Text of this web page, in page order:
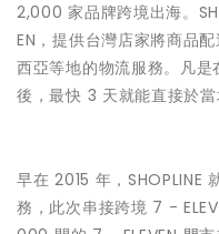
2,000 家品牌跨境出海。
EN，提供台灣店家將商品
西亞等地的物流服務。凡
後，最快 3 天就能直接於當
早在 2015 年，SHOPLINE
務，此次串接跨境 7 -